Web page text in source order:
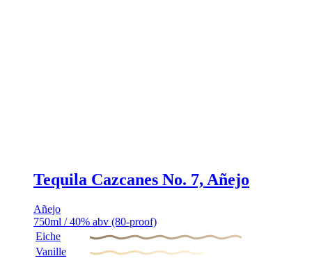
Tequila Cazcanes No. 7, Añejo
Añejo
750ml / 40% abv (80-proof)
Eiche
Vanille